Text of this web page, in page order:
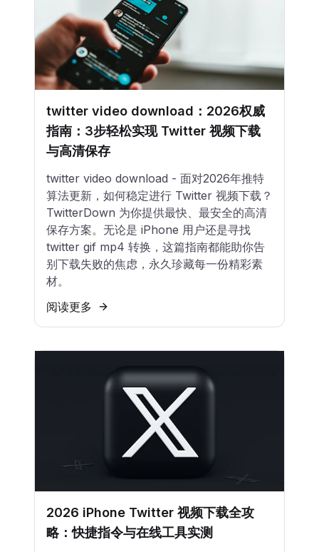
twitter video download：2026权威
指南：3步轻松实现 Twitter 视频下载
与高清保存
twitter video download - 面对2026年推特
算法更新，如何稳定进行 Twitter 视频下载？
TwitterDown 为你提供最快、最安全的高清
保存方案。无论是 iPhone 用户还是寻找
twitter gif mp4 转换，这篇指南都能助你告
别下载失败的焦虑，永久珍藏每一份精彩素
材。
阅读更多
2026 iPhone Twitter 视频下载全攻
略：快捷指令与在线工具实测